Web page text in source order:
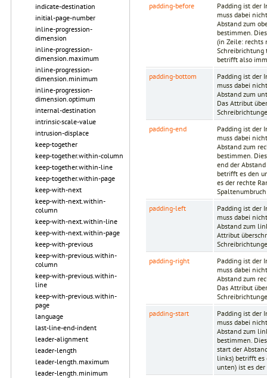
indicate-destination
initial-page-number
inline-progression-
dimension
inline-progression-
dimension.maximum
inline-progression-
dimension.minimum
inline-progression-
dimension.optimum
internal-destination
intrinsic-scale-value
intrusion-displace
keep-together
keep-together.within-column
keep-together.within-line
keep-together.within-page
keep-with-next
keep-with-next.within-
column
keep-with-next.within-line
keep-with-next.within-page
keep-with-previous
keep-with-previous.within-
column
keep-with-previous.within-
line
keep-with-previous.within-
page
language
last-line-end-indent
leader-alignment
leader-length
leader-length.maximum
leader-length.minimum
padding-before
Padding ist der
muss dabei
Abstand zum
bestimmen.
(in Zeile: rechts
Schreibrichtung
betrifft also
padding-bottom
Padding ist der
muss dabei
Abstand zum
Das Attribut
padding-end
Padding ist der
muss dabei
Abstand zum
bestimmen.
end der
betrifft es den
es der rechte
padding-left
Padding ist der
muss dabei
Abstand zum
Attribut
padding-right
Padding ist der
muss dabei
Abstand zum
Das Attribut
padding-start
Padding ist der
muss dabei
Abstand zum
bestimmen.
start der
links) betrifft es
unten) ist es